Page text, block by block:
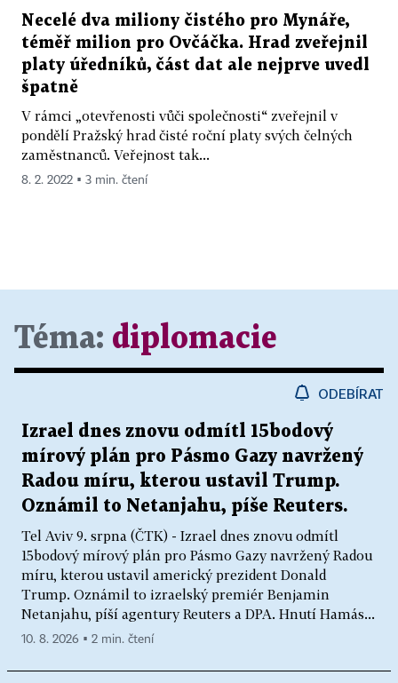
Necelé dva miliony čistého pro Mynáře,
téměř milion pro Ovčáčka. Hrad zveřejnil
platy úředníků, část dat ale nejprve uvedl
špatně
V rámci „otevřenosti vůči společnosti“ zveřejnil v
pondělí Pražský hrad čisté roční platy svých čelných
zaměstnanců. Veřejnost tak...
8. 2. 2022 ▪ 3 min. čtení
Téma: diplomacie
ODEBÍRAT
Izrael dnes znovu odmítl 15bodový
mírový plán pro Pásmo Gazy navržený
Radou míru, kterou ustavil Trump.
Oznámil to Netanjahu, píše Reuters.
Tel Aviv 9. srpna (ČTK) - Izrael dnes znovu odmítl
15bodový mírový plán pro Pásmo Gazy navržený Radou
míru, kterou ustavil americký prezident Donald
Trump. Oznámil to izraelský premiér Benjamin
Netanjahu, píší agentury Reuters a DPA. Hnutí Hamás...
10. 8. 2026 ▪ 2 min. čtení